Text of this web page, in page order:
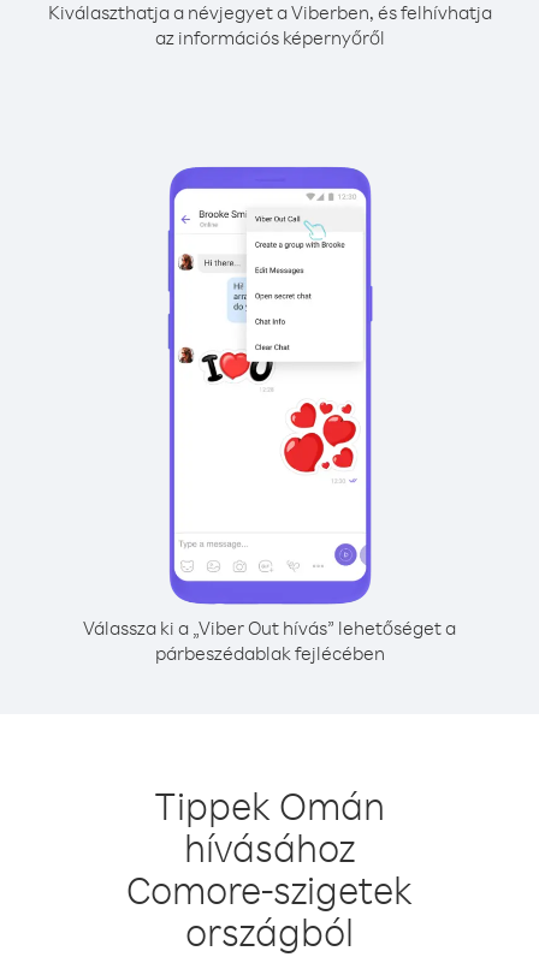
Kiválaszthatja a névjegyet a Viberben, és felhívhatja
az információs képernyőről
Válassza ki a „Viber Out hívás” lehetőséget a
párbeszédablak fejlécében
Tippek Omán
hívásához
Comore-szigetek
országból